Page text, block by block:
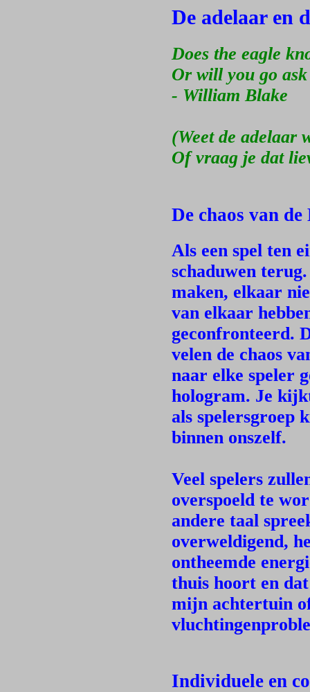
De adelaar en
Does the eagle
Or will you go
- William Blake
(Weet de adelaar
Of vraag je dat
De chaos van
Als een spel ten
schaduwen
maken, elkaar
van elkaar
geconfronteerd.
velen de chaos
naar elke speler
hologram. Je
als spelersgroep
binnen onszelf.
Veel spelers
overspoeld te
andere taal
overweldigend,
ontheemde
thuis hoort en
mijn achtertuin
Individuele en